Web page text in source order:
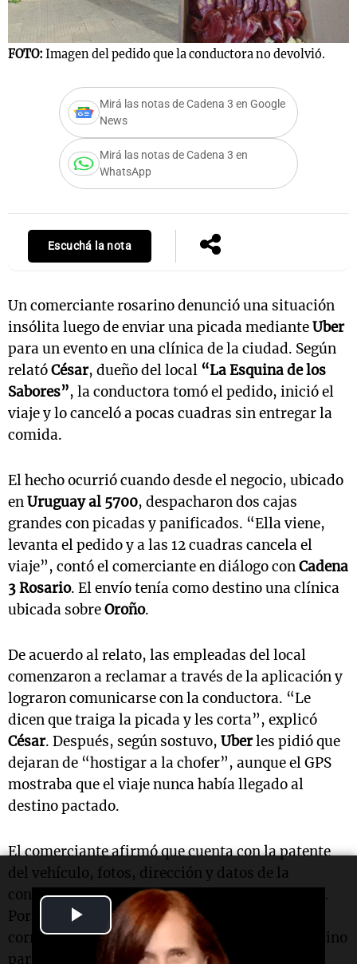
Play
Video
FOTO: Imagen del pedido que la conductora no devolvió.
Mirá las notas de Cadena 3 en Google
News
Mirá las notas de Cadena 3 en
WhatsApp
Escuchá la nota
Un comerciante rosarino denunció una situación
insólita luego de enviar una picada medianteUber
para un evento en una clínica de la ciudad. Según
relatóCésar, dueño del local “La Esquina de los
Sabores”, la conductora tomó el pedido, inició el
viaje y lo canceló a pocas cuadras sin entregar la
comida.
El hecho ocurrió cuando desde el negocio, ubicado
enUruguay al 5700, despacharon dos cajas
grandes con picadas y panificados. “Ella viene,
levanta el pedido y a las 12 cuadras cancela el
viaje”, contó el comerciante en diálogo conCadena
3 Rosario. El envío tenía como destino una clínica
ubicada sobreOroño.
De acuerdo al relato, las empleadas del local
comenzaron a reclamar a través de la aplicación y
lograron comunicarse con la conductora. “Le
dicen que traiga la picada y les corta”, explicó
César. Después, según sostuvo, Uberles pidió que
dejaran de “hostigar a la chofer”, aunque el GPS
mostraba que el viaje nunca había llegado al
destino pactado.
El comerciante afirmó que cuenta con la patente
del vehículo, fotos, dirección y datos de la
conductora obtenidos a través de la plataforma.
Por ese motivo, adelantó que hará la denuncia
correspondiente. “No es para recuperar nada, sino
para que esta mujer no pueda hacer más esto”,